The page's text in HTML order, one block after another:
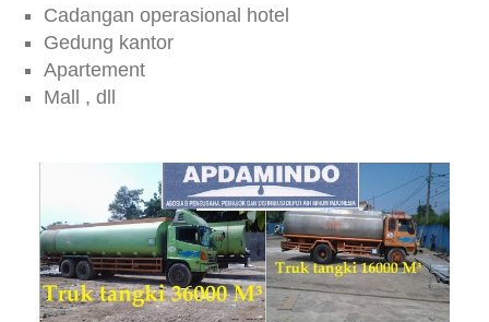
Cadangan operasional hotel
Gedung kantor
Apartement
Mall , dll